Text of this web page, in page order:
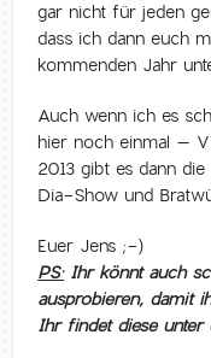
gar nicht für jeden
dass ich dann euch
kommenden Jahr
Auch wenn ich es
hier noch einmal –
2013 gibt es dann
Dia-Show und
Euer Jens ;-)
PS:Ihr könnt auch
ausprobieren, damit
Ihr findet diese